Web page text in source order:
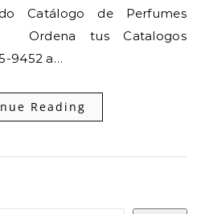
Catálogo de Perfumes
Ordena tus Catalogos
9452 a…
Reading